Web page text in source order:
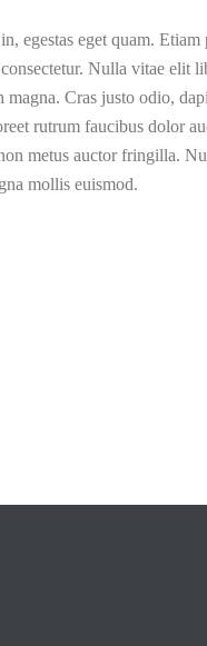
egestas eget quam.
Nulla vitae elit
Cras justo odio,
rutrum faucibus dolor
metus auctor fringilla.
mollis euismod.